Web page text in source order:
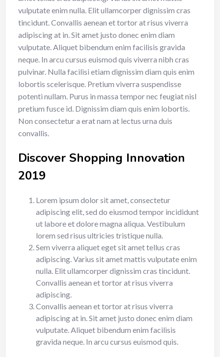
vulputate enim nulla. Elit ullamcorper dignissim cras
tincidunt. Convallis aenean et tortor at risus viverra
adipiscing at in. Sit amet justo donec enim diam
vulputate. Aliquet bibendum enim facilisis gravida
neque. In arcu cursus euismod quis viverra nibh cras
pulvinar. Nulla facilisi etiam dignissim diam quis enim
lobortis scelerisque. Pretium viverra suspendisse
potenti nullam. Purus in massa tempor nec feugiat nisl
pretium fusce id. Dignissim diam quis enim lobortis.
Non consectetur a erat nam at lectus urna duis
convallis.
Discover Shopping Innovation
2019
Lorem ipsum dolor sit amet, consectetur
adipiscing elit, sed do eiusmod tempor incididunt
ut labore et dolore magna aliqua. Vestibulum
lorem sed risus ultricies tristique nulla.
Sem viverra aliquet eget sit amet tellus cras
adipiscing. Varius sit amet mattis vulputate enim
nulla. Elit ullamcorper dignissim cras tincidunt.
Convallis aenean et tortor at risus viverra
adipiscing.
Convallis aenean et tortor at risus viverra
adipiscing at in. Sit amet justo donec enim diam
vulputate. Aliquet bibendum enim facilisis
gravida neque. In arcu cursus euismod quis.